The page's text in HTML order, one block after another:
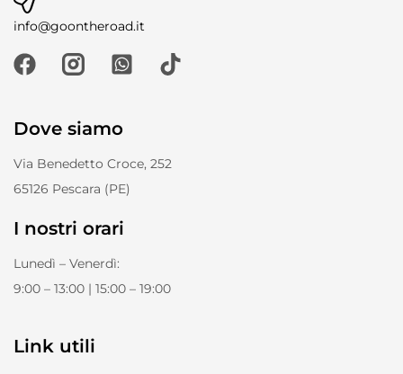
info@goontheroad.it
Dove siamo
Via Benedetto Croce, 252
65126 Pescara (PE)
I nostri orari
Lunedì – Venerdì:
9:00 – 13:00 | 15:00 – 19:00
Link utili